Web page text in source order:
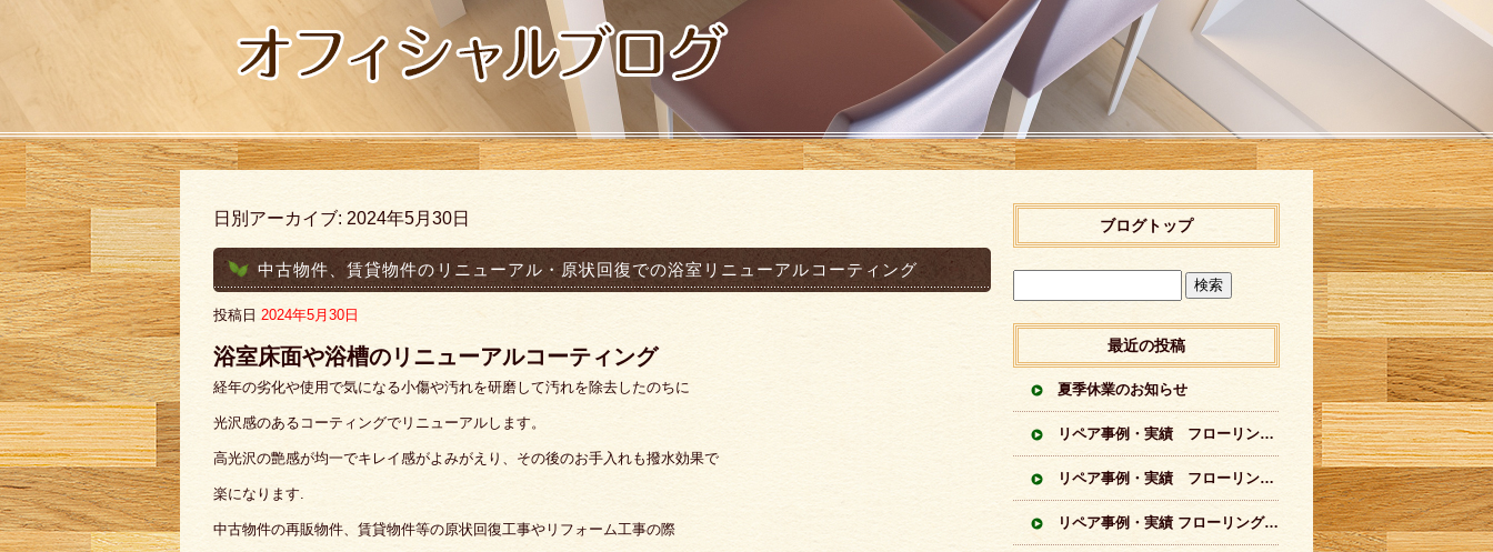
日別アーカイブ: 2024年5月30日
中古物件、賃貸物件のリニューアル・原状回復での浴室リニューアルコーティング
投稿日 2024年5月30日
浴室床面や浴槽のリニューアルコーティング
経年の劣化や使用で気になる小傷や汚れを研磨して汚れを除去したのちに
光沢感のあるコーティングでリニューアルします。
高光沢の艶感が均一でキレイ感がよみがえり、その後のお手入れも撥水効果で
楽になります.
中古物件の再販物件、賃貸物件等の原状回復工事やリフォーム工事の際
ブログトップ
最近の投稿
夏季休業のお知らせ
リペア事例・実績 フローリングに出来てしまった傷のリペア実績 シートフローリング
リペア事例・実績 フローリングに出来てしまった傷のリペア実績 突板フローリング
リペア事例・実績 フローリングの傷のリペア実績イロイロ